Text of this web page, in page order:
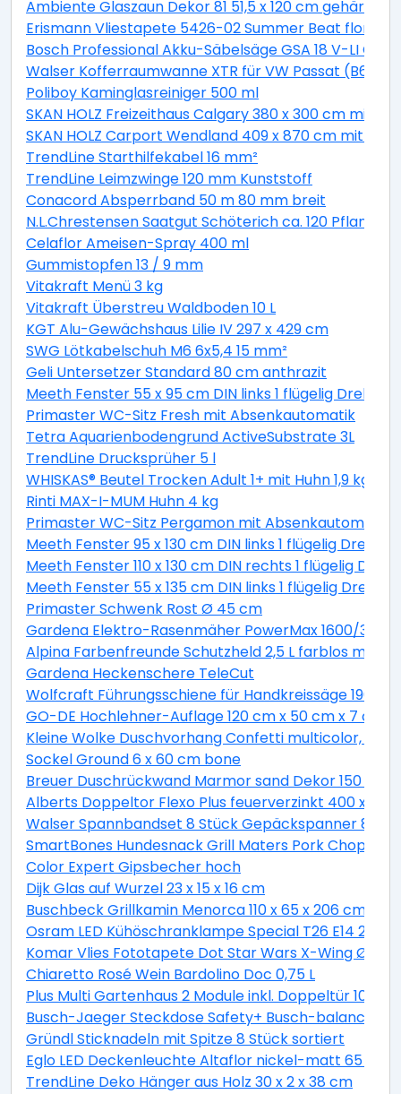
Ambiente Glaszaun Dekor 81 51,5 x 120 cm
Erismann Vliestapete 5426-02 Summer Beat floral
Bosch Professional Akku-Säbelsäge GSA 18 V-LI C
Walser Kofferraumwanne XTR für VW Passat (B6)
Poliboy Kaminglasreiniger 500 ml
SKAN HOLZ Freizeithaus Calgary 380 x 300 cm mit 2.
SKAN HOLZ Carport Wendland 409 x 870 cm mit
TrendLine Starthilfekabel 16 mm²
TrendLine Leimzwinge 120 mm Kunststoff
Conacord Absperrband 50 m 80 mm breit
N.L.Chrestensen Saatgut Schöterich ca. 120 Pflanzen
Celaflor Ameisen-Spray 400 ml
Gummistopfen 13 / 9 mm
Vitakraft Menü 3 kg
Vitakraft Überstreu Waldboden 10 L
KGT Alu-Gewächshaus Lilie IV 297 x 429 cm
SWG Lötkabelschuh M6 6x5,4 15 mm²
Geli Untersetzer Standard 80 cm anthrazit
Meeth Fenster 55 x 95 cm DIN links 1 flügelig Dreh-
Primaster WC-Sitz Fresh mit Absenkautomatik
Tetra Aquarienbodengrund ActiveSubstrate 3L
TrendLine Drucksprüher 5 l
WHISKAS® Beutel Trocken Adult 1+ mit Huhn 1,9 kg 1,9
Rinti MAX-I-MUM Huhn 4 kg
Primaster WC-Sitz Pergamon mit Absenkautomatik
Meeth Fenster 95 x 130 cm DIN links 1 flügelig Dreh-
Meeth Fenster 110 x 130 cm DIN rechts 1 flügelig
Meeth Fenster 55 x 135 cm DIN links 1 flügelig Dreh-
Primaster Schwenk Rost Ø 45 cm
Gardena Elektro-Rasenmäher PowerMax 1600/37
Alpina Farbenfreunde Schutzheld 2,5 L farblos matt
Gardena Heckenschere TeleCut
Wolfcraft Führungsschiene für Handkreissäge 190 x
GO-DE Hochlehner-Auflage 120 cm x 50 cm x 7 cm,
Kleine Wolke Duschvorhang Confetti multicolor, 180
Sockel Ground 6 x 60 cm bone
Breuer Duschrückwand Marmor sand Dekor 150 x
Alberts Doppeltor Flexo Plus feuerverzinkt 400 x 160
Walser Spannbandset 8 Stück Gepäckspanner 8
SmartBones Hundesnack Grill Maters Pork Chop 3
Color Expert Gipsbecher hoch
Dijk Glas auf Wurzel 23 x 15 x 16 cm
Buschbeck Grillkamin Menorca 110 x 65 x 206 cm
Osram LED Kühöschranklampe Special T26 E14
Komar Vlies Fototapete Dot Star Wars X-Wing Ø
Chiaretto Rosé Wein Bardolino Doc 0,75 L
Plus Multi Gartenhaus 2 Module inkl. Doppeltür 10,5
Busch-Jaeger Steckdose Safety+ Busch-balance® SI,
Gründl Sticknadeln mit Spitze 8 Stück sortiert
Eglo LED Deckenleuchte Altaflor nickel-matt 65 x
TrendLine Deko Hänger aus Holz 30 x 2 x 38 cm